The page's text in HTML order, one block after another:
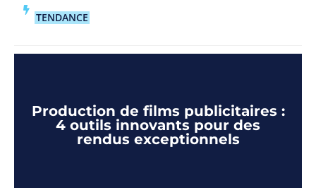
TENDANCE
Production de films publicitaires :
4 outils innovants pour des
rendus exceptionnels